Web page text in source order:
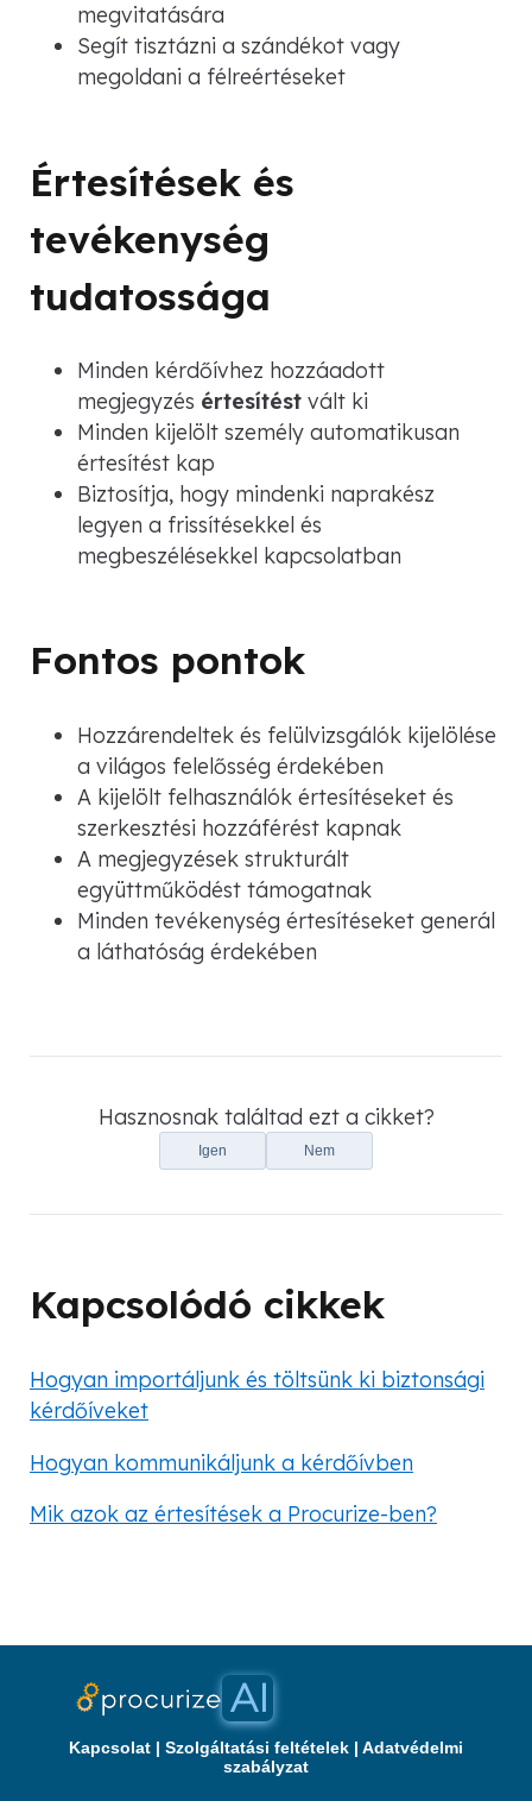
megvitatására
Segít tisztázni a szándékot vagy
megoldani a félreértéseket
Értesítések és
tevékenység
tudatossága
Minden kérdőívhez hozzáadott
megjegyzés értesítést vált ki
Minden kijelölt személy automatikusan
értesítést kap
Biztosítja, hogy mindenki naprakész
legyen a frissítésekkel és
megbeszélésekkel kapcsolatban
Fontos pontok
Hozzárendeltek és felülvizsgálók kijelölése
a világos felelősség érdekében
A kijelölt felhasználók értesítéseket és
szerkesztési hozzáférést kapnak
A megjegyzések strukturált
együttműködést támogatnak
Minden tevékenység értesítéseket generál
a láthatóság érdekében
Hasznosnak találtad ezt a cikket?
Igen Nem
Kapcsolódó cikkek
Hogyan importáljunk és töltsünk ki biztonsági
kérdőíveket
Hogyan kommunikáljunk a kérdőívben
Mik azok az értesítések a Procurize-ben?
Kapcsolat | Szolgáltatási feltételek | Adatvédelmi
szabályzat